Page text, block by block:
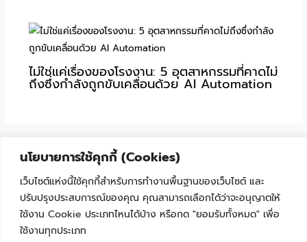
นโยบายการใช้คุกกี้ (Cookies)
เว็บไซต์แห่งนี้ใช้คุกกี้สำหรับการทำงานพื้นฐานของเว็บไซต์ และ
ปรับปรุงประสบการณ์ของคุณ คุณสามารถเลือกได้ว่าจะอนุญาตให้
ใช้งาน Cookie ประเภทไหนได้บ้าง หรือกด "ยอมรับทั้งหมด" เพื่อ
ใช้งานทุกประเภท
ไม่ใช่แค่เรื่องของโรงงาน: 5 อุตสาหกรรมที่คาดไม่
ถึงซึ่งกำลังถูกขับเคลื่อนด้วย AI Automation
"เพราะเทคโนโลยีไม่ใช่เรื่องยาก ถ้าเริ่มเรียนรู้ไปด้วยกัน"